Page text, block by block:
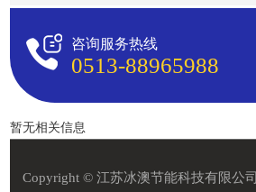
咨询服务热线
0513-88965988
暂无相关信息
Copyright © 江苏冰澳节能科技有限公司